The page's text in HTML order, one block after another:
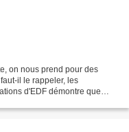
on nous prend pour des
il le rappeler, les
d'EDF démontre que